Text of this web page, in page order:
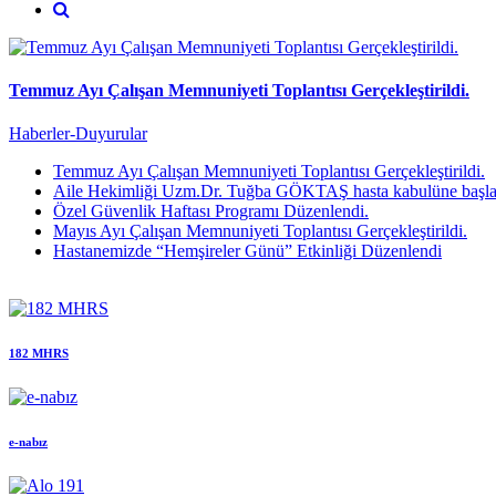
Temmuz Ayı Çalışan Memnuniyeti Toplantısı Gerçekleştirildi.
Haberler-Duyurular
Temmuz Ayı Çalışan Memnuniyeti Toplantısı Gerçekleştirildi.
Aile Hekimliği Uzm.Dr. Tuğba GÖKTAŞ hasta kabulüne
Özel Güvenlik Haftası Programı Düzenlendi.
Mayıs Ayı Çalışan Memnuniyeti Toplantısı Gerçekleştirildi.
Hastanemizde “Hemşireler Günü” Etkinliği Düzenlendi
182 MHRS
e-nabız